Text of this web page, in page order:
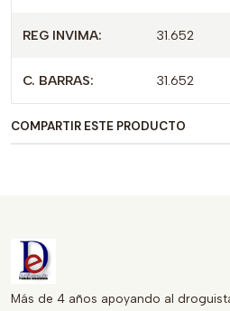
REG INVIMA: 31.652
C. BARRAS: 31.652
COMPARTIR ESTE PRODUCTO
Más de 4 años apoyando al